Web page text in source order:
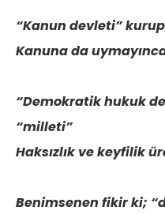
“Kanun devleti”
Kanuna da
“Demokratik hukuk
“milleti”
Haksızlık ve keyfilik
Benimsenen fikir ki;